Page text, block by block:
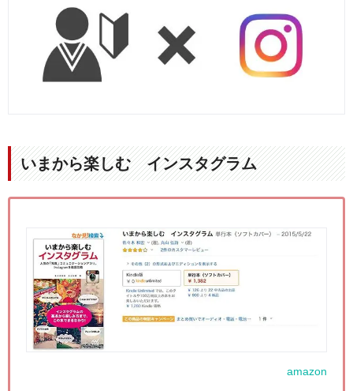
オマケ：ネットで「女性」に売る 数字を上げる文章とデザイ
ンの基本原則
まとめ
いまから楽しむ インスタグラム
amazon